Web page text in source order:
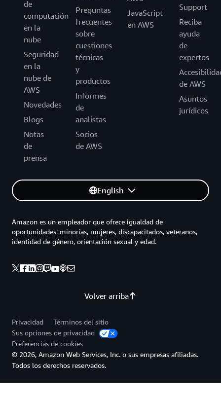
de
computación
en la
nube
Seguridad
en la
nube de
AWS
Novedades
Blogs
Notas
de
prensa
Preguntas
frecuentes
sobre
cuestiones
técnicas
y
productos
Informes
de
analistas
Socios
de AWS
JavaScript
en AWS
Support
Reciba
ayuda
de
expertos
de AWS
Asuntos
jurídicos
English
Volver arriba
Amazon es un empleador que ofrece igualdad de
oportunidades: minorías, mujeres, discapacitados, veteranos,
identidad de género, orientación sexual y edad.
Privacidad
Términos del sitio
Sus opciones de privacidad
Preferencias de cookies
© 2026, Amazon Web Services, Inc. o sus empresas afiliadas.
Todos los derechos reservados.